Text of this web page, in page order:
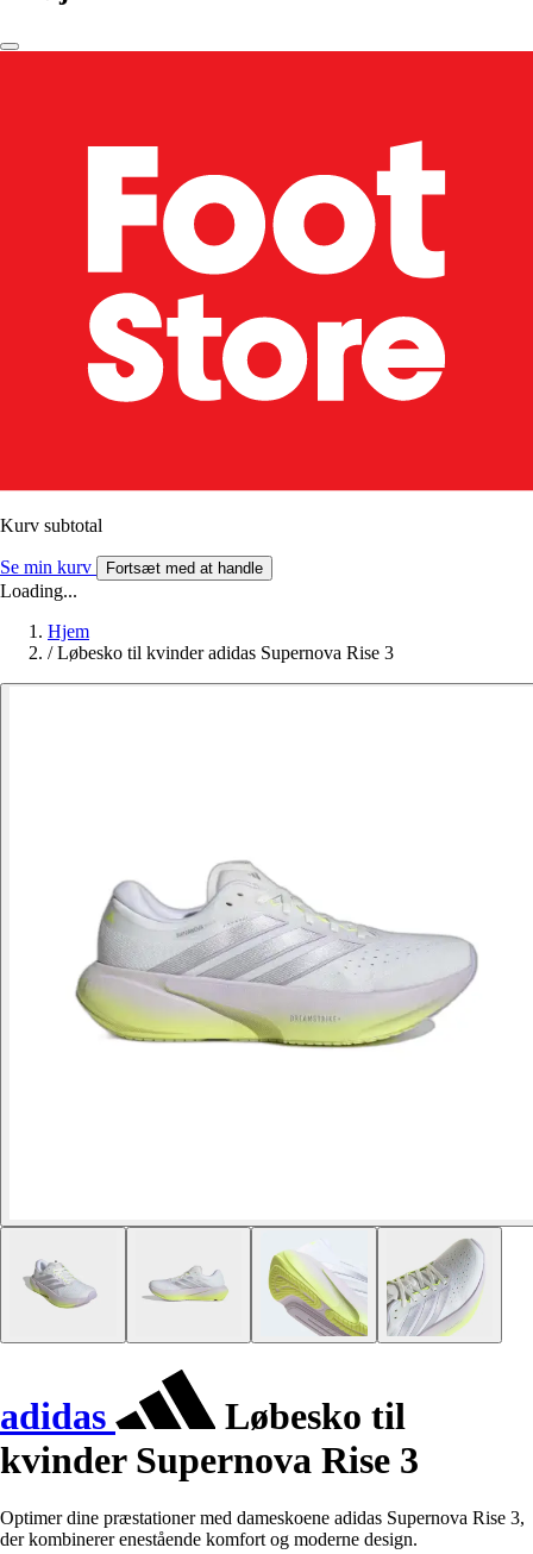
Kurv subtotal
Se min kurv Fortsæt med at handle
Loading...
Hjem
/ Løbesko til kvinder adidas Supernova Rise 3
adidas
Løbesko til
kvinder Supernova Rise 3
Optimer dine præstationer med dameskoene adidas Supernova Rise 3,
der kombinerer enestående komfort og moderne design.